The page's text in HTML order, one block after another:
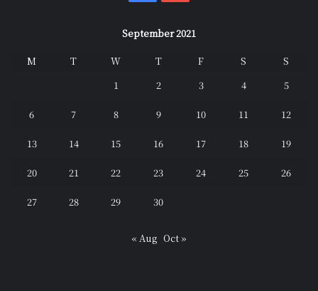
September 2021
M T W T F S
S
1
2 3 4 5
6 7 8 9 10 11 12
13 14 15 16 17 18 19
20 21 22 23 24 25 26
27 28 29 30
« Aug Oct »